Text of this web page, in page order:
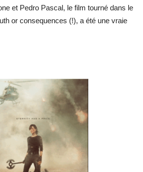
et Pedro Pascal, le film tourné dans le
or consequences (!), a été une vraie